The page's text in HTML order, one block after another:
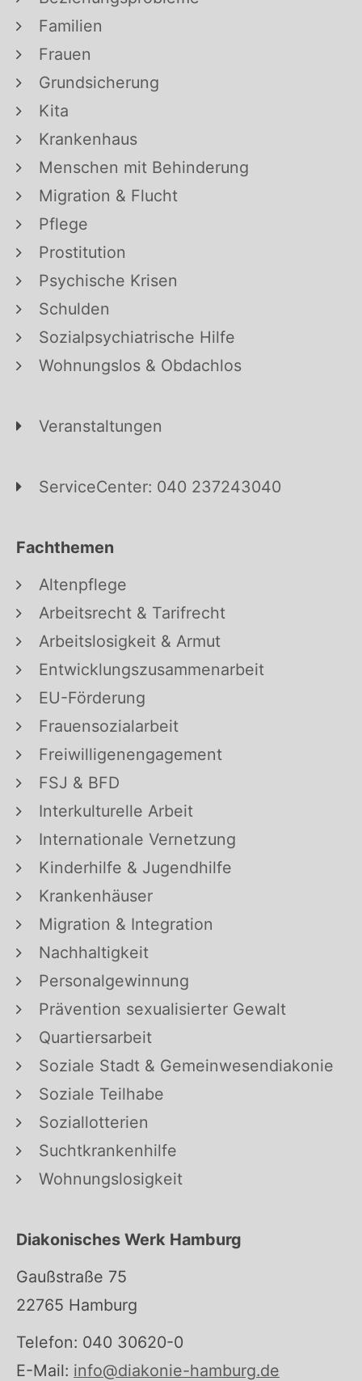
Familien
Frauen
Grundsicherung
Kita
Krankenhaus
Menschen mit Behinderung
Migration & Flucht
Pflege
Prostitution
Psychische Krisen
Schulden
Sozialpsychiatrische Hilfe
Wohnungslos & Obdachlos
Veranstaltungen
ServiceCenter: 040 237243040
Fachthemen
Altenpflege
Arbeitsrecht & Tarifrecht
Arbeitslosigkeit & Armut
Entwicklungszusammenarbeit
EU-Förderung
Frauensozialarbeit
Freiwilligenengagement
FSJ & BFD
Interkulturelle Arbeit
Internationale Vernetzung
Kinderhilfe & Jugendhilfe
Krankenhäuser
Migration & Integration
Nachhaltigkeit
Personalgewinnung
Prävention sexualisierter Gewalt
Quartiersarbeit
Soziale Stadt & Gemeinwesendiakonie
Soziale Teilhabe
Soziallotterien
Suchtkrankenhilfe
Wohnungslosigkeit
Diakonisches Werk Hamburg
Gaußstraße 75
22765 Hamburg
Telefon: 040 30620-0
E-Mail: info@diakonie-hamburg.de